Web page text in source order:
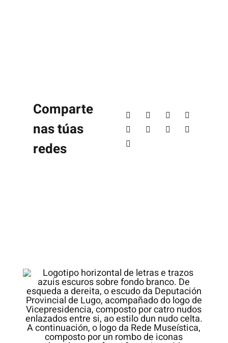
Comparte
nas túas
redes